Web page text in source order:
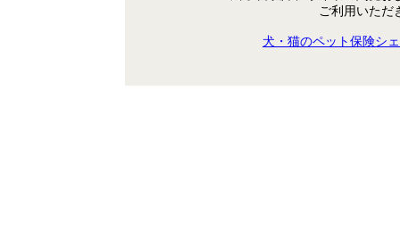
ご利用いただ
犬・猫のペット保険シ